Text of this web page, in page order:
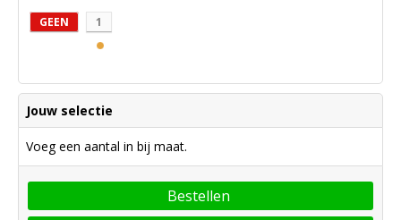
GEEN 1
Jouw selectie
Voeg een aantal in bij maat.
Bestellen